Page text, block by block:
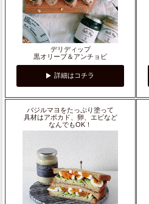
デリディップ
黒オリーブ＆アンチョビ
詳細はコチラ
バジルマヨをたっぷり塗って
具材はアボカド、卵、エビなど
なんでもOK！